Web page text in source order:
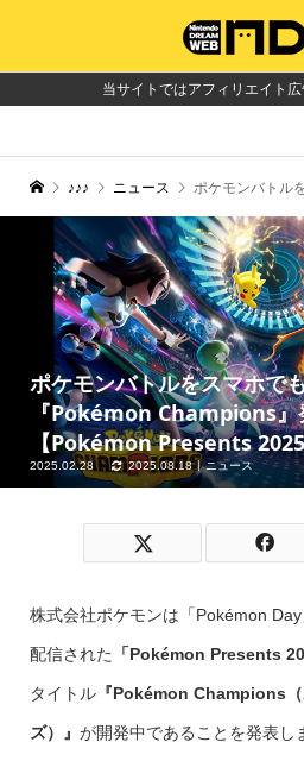
当サイトではアフィリエイト
♪♪♪ ニュース ポケモンバトルをスマホでもSwitchで
ポケモンバトルをスマホで
『Pokémon Champions』
【Pokémon Presents
2025.02.28 2025.08.18 ニュース
株式会社ポケモンは「Pokémon
配信された 「Pokémon Presents
タイトル『Pokémon Champions
ズ） 』 が開発中であることを発表し